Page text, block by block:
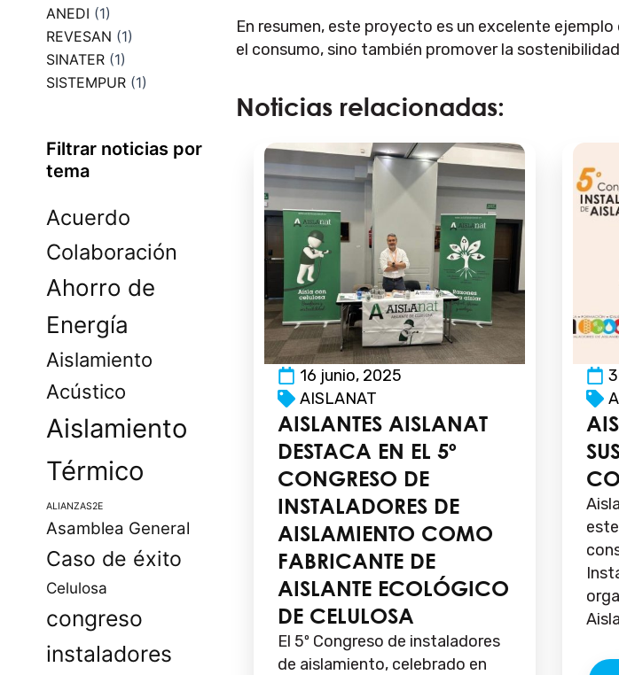
ANEDI (1)
REVESAN (1)
SINATER (1)
SISTEMPUR (1)
Filtrar noticias por
tema
Acuerdo
Colaboración
Ahorro de
Energía
Aislamiento
Acústico
Aislamiento
Térmico
ALIANZAS2E
Asamblea General
Caso de éxito
Celulosa
congreso
instaladores
En resumen, este proyecto es un excelente
el consumo, sino también promover la
Noticias relacionadas:
16 junio, 2025
AISLANAT
AISLANTES AISLANAT
DESTACA EN EL 5º
CONGRESO DE
INSTALADORES DE
AISLAMIENTO COMO
FABRICANTE DE
AISLANTE ECOLÓGICO
DE CELULOSA
El 5º Congreso de instaladores
de aislamiento, celebrado en